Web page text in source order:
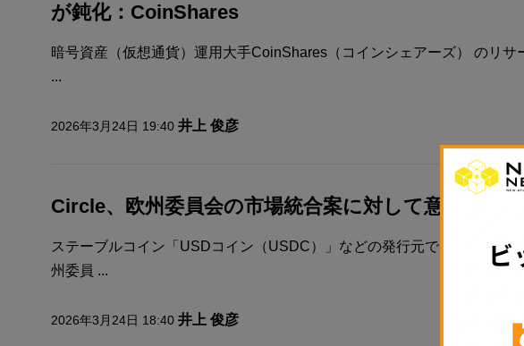
が鈍化：CoinShares
暗号資産（仮想通貨）運用大手CoinShares（コインシェアーズ） のリサ
...
2026年3月24日 19:40 井上 俊彦
Circle、欧州委員会の市場統合案に対して意見書を提
ステーブルコイン「USDコイン（USDC）」などの発行元であるCircle（
州委員 ...
2026年3月24日 18:40 井上 俊彦